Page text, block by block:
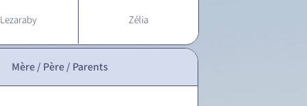
Lezaraby Zélia
Mère / Père / Parents